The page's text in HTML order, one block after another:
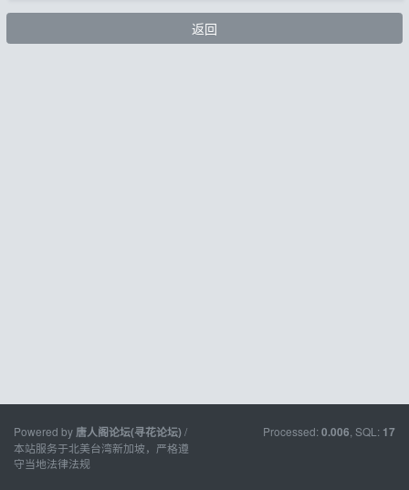
返回
Powered by 唐人阁论坛(寻花论坛)/
本站服务于北美台湾新加坡，严格遵
守当地法律法规
Processed: 0.006 , SQL: 17